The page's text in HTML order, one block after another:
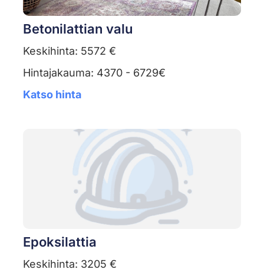
Betonilattian valu
Keskihinta: 5572 €
Hintajakauma: 4370 - 6729€
Katso hinta
Epoksilattia
Keskihinta: 3205 €